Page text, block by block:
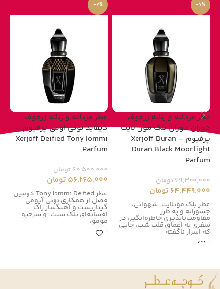
-7%
عطر مردانه و زنانه زرجوف
دوران دوران بلک مون لایت
پرفیوم – Xerjoff Duran
Duran Black Moonlight
Parfum
69,300,000تومان
64,449,000 تومان
عطر بلک مونلایت، شهوانی،
جسورانه و به طرز
مقاومت‌ناپذیری خاطره‌انگیز، در
سفری به اعماق قلب شب، جایی
که اسرار ناگفته
-7%
عطر مردانه و زنانه زرجوف
دیفاید تونی اومی پرفیوم –
Xerjoff Deified Tony Iommi
Parfum
60,500,000تومان
56,265,000 تومان
عطر Tony Iommi Deified دومین
فصل از همکاری تونی آیومی،
گیتاریست و آهنگساز راک
افسانه‌ای بلک سبث، و سرجیو
مومو،